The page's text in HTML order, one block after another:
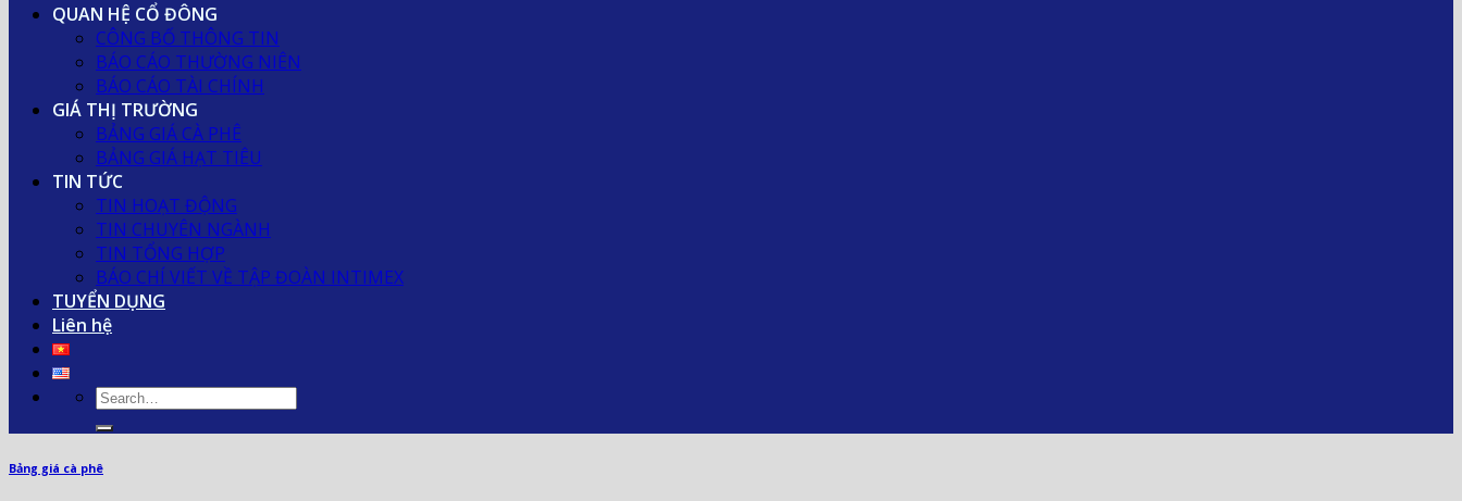
QUAN HỆ CỔ ĐÔNG
CÔNG BỐ THÔNG TIN
BÁO CÁO THƯỜNG NIÊN
BÁO CÁO TÀI CHÍNH
GIÁ THỊ TRƯỜNG
BẢNG GIÁ CÀ PHÊ
BẢNG GIÁ HẠT TIÊU
TIN TỨC
TIN HOẠT ĐỘNG
TIN CHUYÊN NGÀNH
TIN TỔNG HỢP
BÁO CHÍ VIẾT VỀ TẬP ĐOÀN INTIMEX
TUYỂN DỤNG
Liên hệ
Bảng giá cà phê